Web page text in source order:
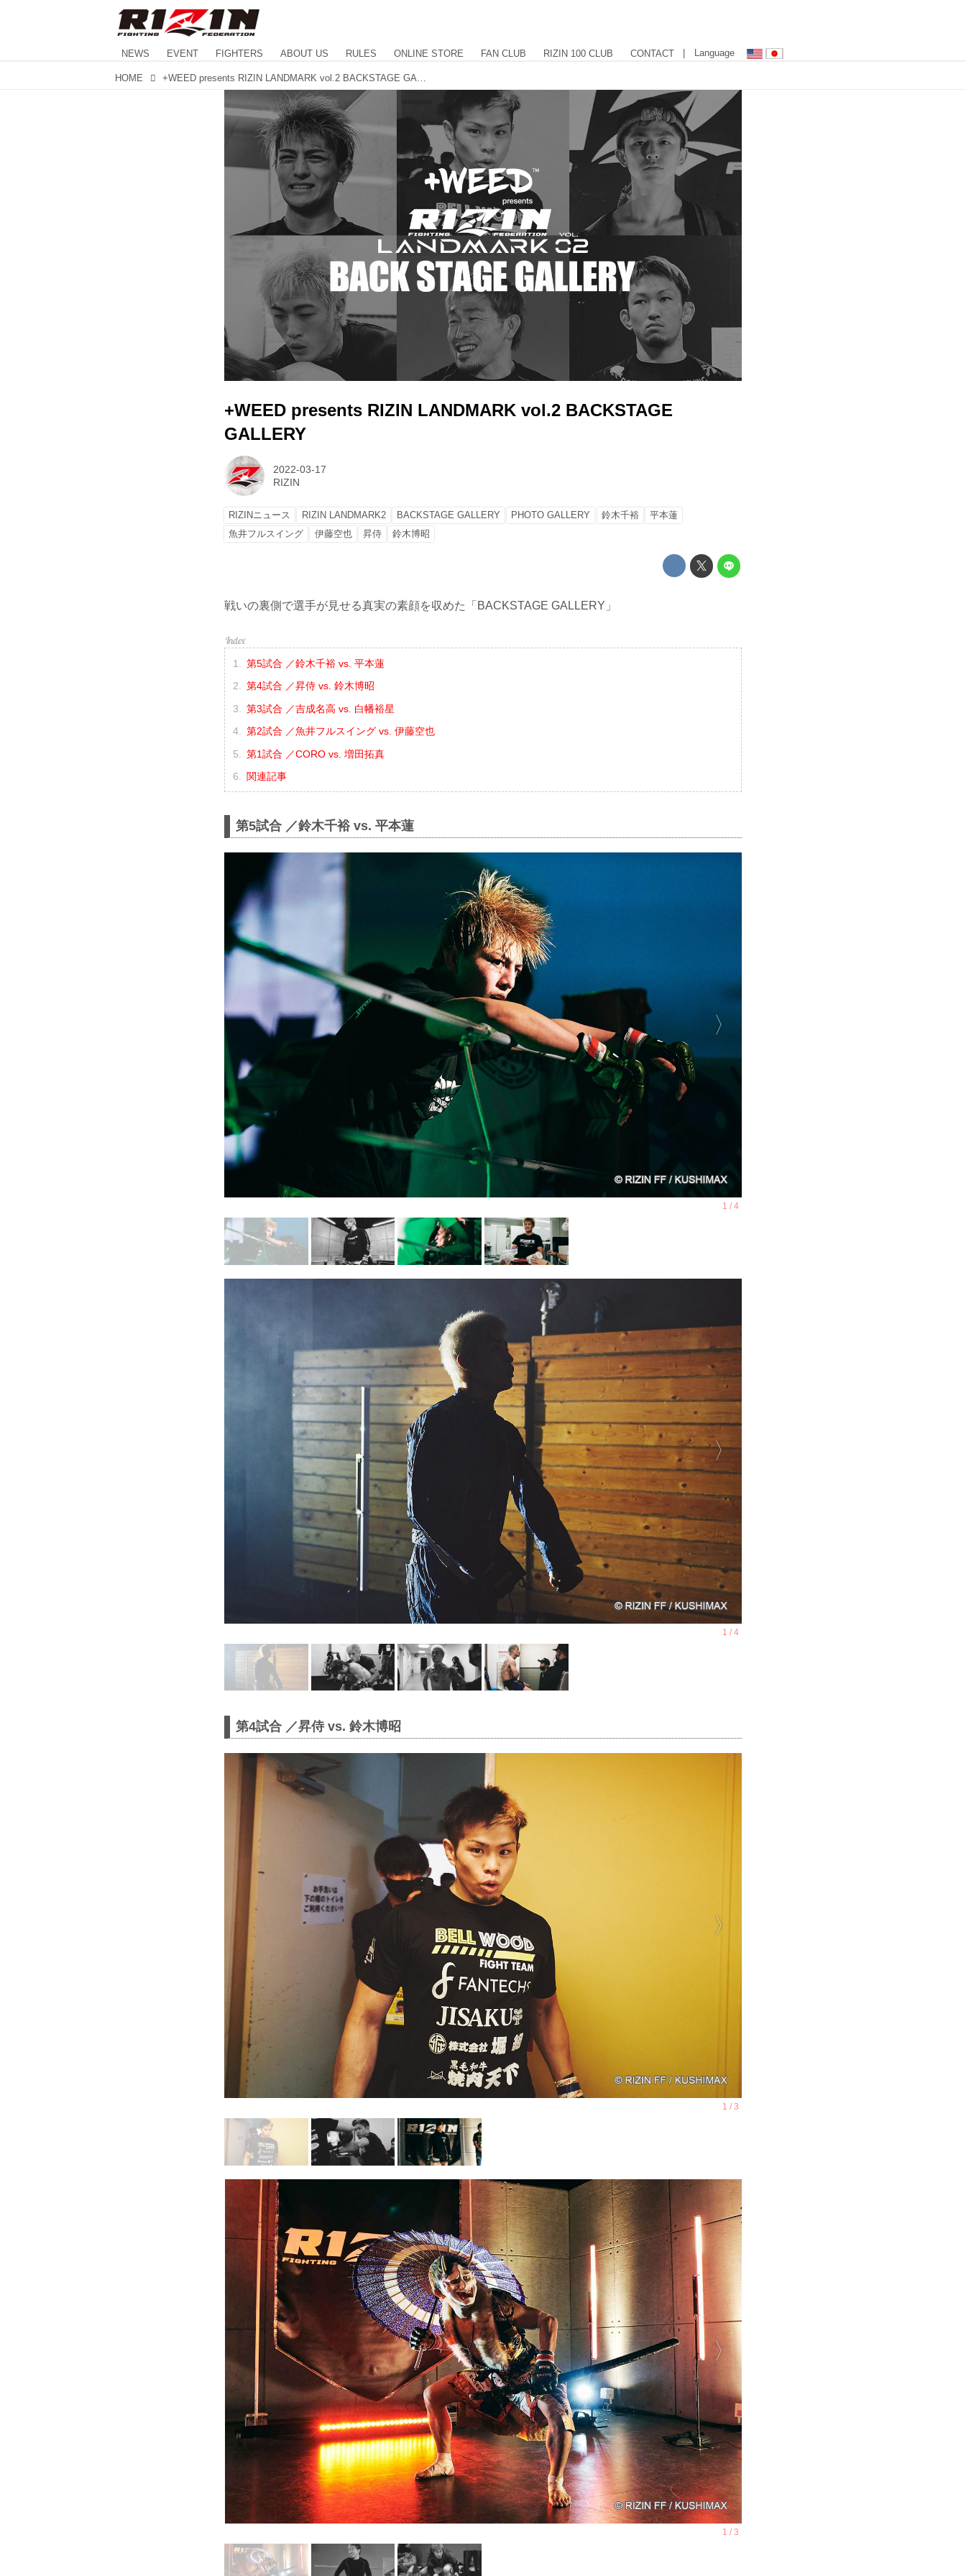
NEWS EVENT FIGHTERS ABOUT US RULES ONLINE STORE FAN CLUB RIZIN 100 CLUB CONTACT | Language
HOME
+WEED presents RIZIN LANDMARK vol.2 BACKSTAGE
GALLERY
2022-03-17
RIZIN
RIZINニュース RIZIN LANDMARK2 BACKSTAGE GALLERY PHOTO GALLERY 鈴木千裕
平本蓮
魚井フルスイング
伊藤空也 昇侍 鈴木博昭
戦いの裏側で選手が見せる真実の素顔を収めた「BACKSTAGE GALLERY」
第5試合 ／鈴木千裕 vs. 平本蓮
第4試合 ／昇侍 vs. 鈴木博昭
第3試合 ／吉成名高 vs. 白幡裕星
第2試合 ／魚井フルスイング vs. 伊藤空也
第1試合 ／CORO vs. 増田拓真
関連記事
第5試合 ／鈴木千裕 vs. 平本蓮
第4試合 ／昇侍 vs. 鈴木博昭